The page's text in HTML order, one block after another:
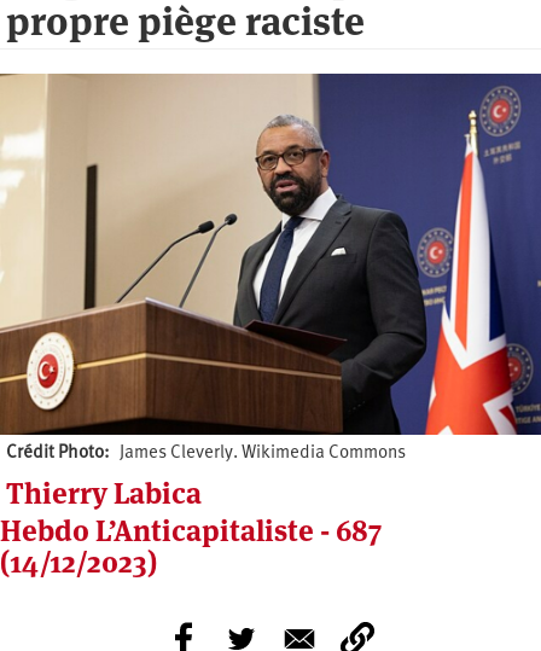
propre piège raciste
Crédit Photo James Cleverly. Wikimedia Commons
Thierry Labica
Hebdo L’Anticapitaliste - 687
(14/12/2023)